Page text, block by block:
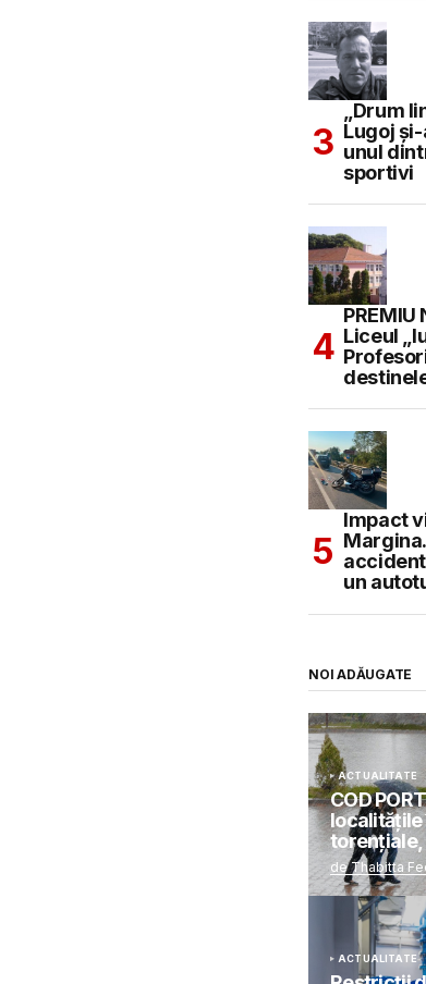
„Drum
Lugoj
unul
sportivi
PREMIU
Liceul
Impact
un
NOI ADĂUGATE
ACTUALITATE
COD
localitățile
torențiale,
de Thabitta
ACTUALITATE